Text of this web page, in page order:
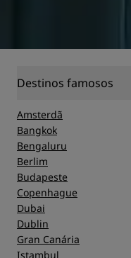
Destinos famosos
Amsterdã
Bangkok
Bengaluru
Berlim
Budapeste
Copenhague
Dubai
Dublin
Gran Canária
Istambul